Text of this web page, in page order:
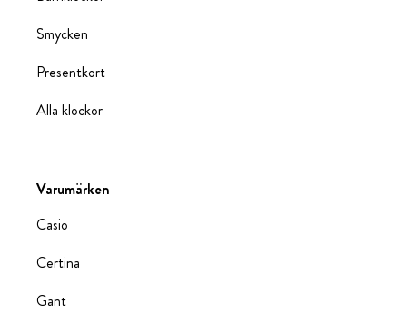
Smycken
Presentkort
Alla klockor
Varumärken
Casio
Certina
Gant